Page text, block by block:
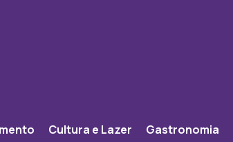
Cultura e Lazer Gastronomia